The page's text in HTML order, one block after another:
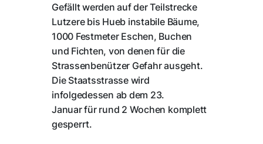
Gefällt werden auf der Teilstrecke
Lutzere bis Hueb instabile Bäume,
1000 Festmeter Eschen, Buchen
und Fichten, von denen für die
Strassenbenützer Gefahr ausgeht.
Die Staatsstrasse wird
infolgedessen ab dem 23.
Januar für rund 2 Wochen komplett
gesperrt.